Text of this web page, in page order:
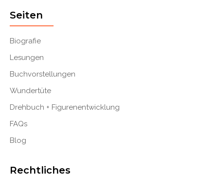
Seiten
Biografie
Lesungen
Buchvorstellungen
Wundertüte
Drehbuch + Figurenentwicklung
FAQs
Blog
Rechtliches